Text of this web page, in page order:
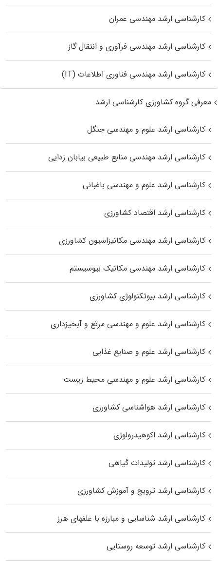
کارشناسی ارشد مهندسی عمران
کارشناسی ارشد مهندسی فرآوری و انتقال گاز
کارشناسی ارشد مهندسی فناوری اطلاعات (IT)
معرفی گروه کشاورزی کارشناسی ارشد
کارشناسی ارشد علوم و مهندسی جنگل
کارشناسی ارشد مهندسی منابع طبیعی بیابان زدایی
کارشناسی ارشد علوم و مهندسی باغبانی
کارشناسی ارشد اقتصاد کشاورزی
کارشناسی ارشد مهندسی مکانیزاسیون کشاورزی
کارشناسی ارشد مهندسی مکانیک بیوسیستم
کارشناسی ارشد بیوتکنولوژی کشاورزی
کارشناسی ارشد علوم و مهندسی مرتع و آبخیزداری
کارشناسی ارشد علوم و صنایع غذایی
کارشناسی ارشد علوم و مهندسی محیط زیست
کارشناسی ارشد هواشناسی کشاورزی
کارشناسی ارشد اکوهیدرولوژی
کارشناسی ارشد تولیدات گیاهی
کارشناسی ارشد ترویج و آموزش کشاورزی
کارشناسی ارشد شناسایی و مبارزه با علفهای هرز
کارشناسی ارشد توسعه روستایی